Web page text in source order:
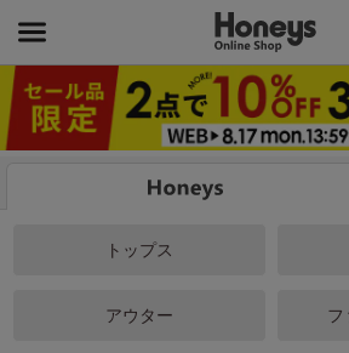
トップス
アウター フ